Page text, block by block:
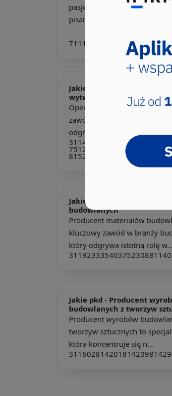
pasję do budownictwa z
pisarskimi, tworząc wa...
711104
Jakie pkd -
wytwórczych
Operator maszyn
zawód w branży produkcyjnej,
odgrywa istotną rolę w pr...
311410
313990
751203 811490
815201 815204
Jakie pkd -
budowlanych
Producent materiałów
kluczowy zawód w branży
który odgrywa istotną rolę w...
311923335403752308
Jakie pkd - Producent
budowlanych z tworzyw
Producent wyrobów
tworzyw sztucznych to
która koncentruje się n...
311602814201814209